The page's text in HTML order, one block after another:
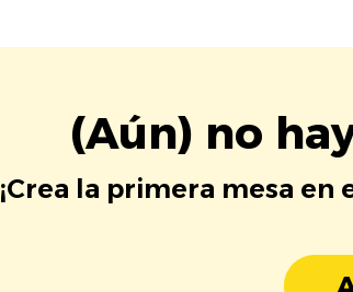
(Aún) no
¡Crea la primera mesa